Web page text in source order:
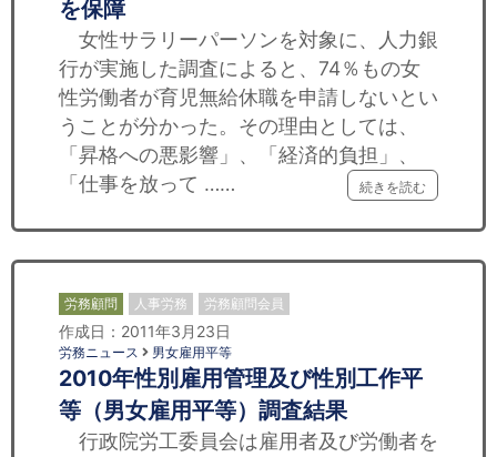
を保障
女性サラリーパーソンを対象に、人力銀
行が実施した調査によると、74％もの女
性労働者が育児無給休職を申請しないとい
うことが分かった。その理由としては、
「昇格への悪影響」、「経済的負担」、
「仕事を放って ……
続きを読む
労務顧問 人事労務 労務顧問会員
作成日：2011年3月23日
労務ニュース 男女雇用平等
2010年性別雇用管理及び性別工作平
等（男女雇用平等）調査結果
行政院労工委員会は雇用者及び労働者を